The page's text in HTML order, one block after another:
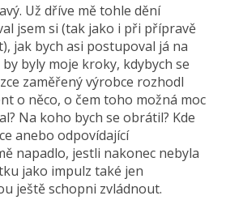
Už dříve mě tohle dění
jsem si (tak jako i při přípravě
jak bych asi postupoval já na
byly moje kroky, kdybych se
zaměřený výrobce rozhodl
o něco, o čem toho možná moc
Na koho bych se obrátil? Kde
anebo odpovídající
napadlo, jestli nakonec nebyla
jako impulz také jen
ještě schopni zvládnout.